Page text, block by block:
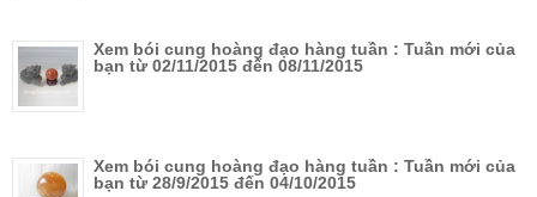
Xem bói cung hoàng đạo hàng tuần : Tuần mới của
bạn từ 02/11/2015 đến 08/11/2015
Xem bói cung hoàng đạo hàng tuần : Tuần mới của
bạn từ 28/9/2015 đến 04/10/2015